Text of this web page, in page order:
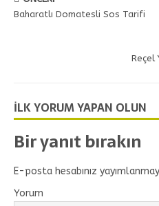
Baharatlı Domatesli Sos Tarifi
Reçel
İLK YORUM YAPAN OLUN
Bir yanıt bırakın
E-posta hesabınız
Yorum